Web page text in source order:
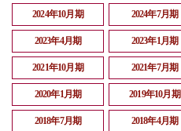
2024年10月期 2024年7月期
2023年4月期 2023年1月期
2021年10月期 2021年7月期
2020年1月期 2019年10月期
2018年7月期 2018年4月期